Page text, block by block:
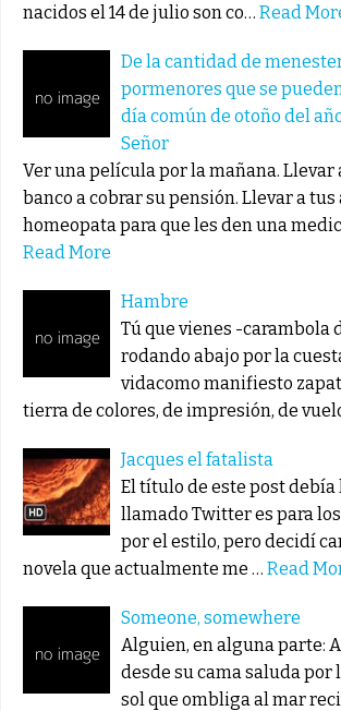
nacidos el 14 de julio son co… Read
De la cantidad de
pormenores que se
día común de otoño del
Señor
Ver una película por la mañana. Llevar
banco a cobrar su pensión. Llevar a
homeopata para que les den una
Read More
Hambre
Tú que vienes -carambola
rodando abajo por la
vidacomo manifiesto
tierra de colores, de impresión, de
Jacques el fatalista
El título de este post debía
llamado Twitter es para
por el estilo, pero decidí
novela que actualmente me … Read
Someone, somewhere
Alguien, en alguna parte:
desde su cama saluda por
sol que ombliga al mar